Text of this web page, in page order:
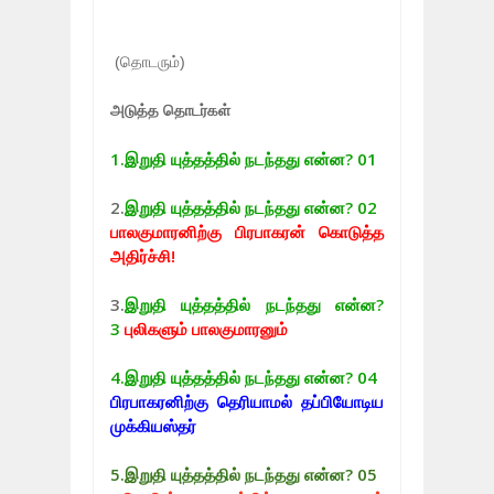
(தொடரும்)
அடுத்த தொடர்கள்
1.இறுதி யுத்தத்தில் நடந்தது என்ன? 01
2.இறுதி யுத்தத்தில் நடந்தது என்ன? 02
பாலகுமாரனிற்கு பிரபாகரன் கொடுத்த
அதிர்ச்சி!
3.இறுதி யுத்தத்தில் நடந்தது என்ன?
3 புலிகளும் பாலகுமாரனும்
4.இறுதி யுத்தத்தில் நடந்தது என்ன? 04
பிரபாகரனிற்கு தெரியாமல் தப்பியோடிய
முக்கியஸ்தர்
5.இறுதி யுத்தத்தில் நடந்தது என்ன? 05